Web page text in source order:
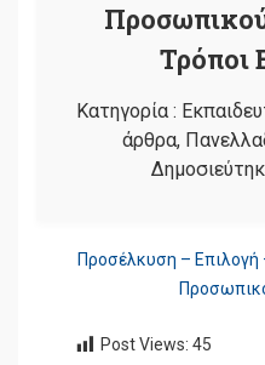
Τρόποι
Κατηγορία :
άρθρα,
Προσέλκυση – Επιλογή
Post Views: 45